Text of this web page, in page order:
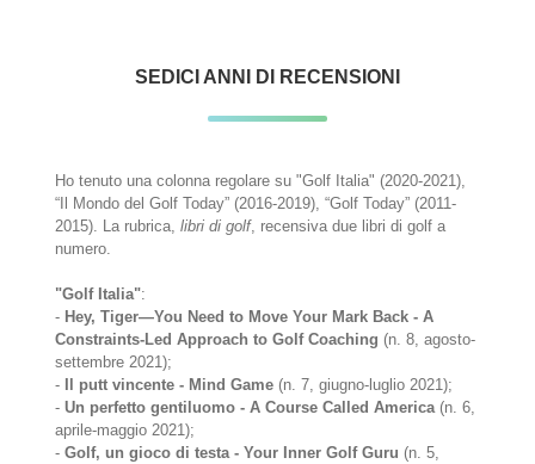
SEDICI ANNI DI RECENSIONI
Ho tenuto una colonna regolare su "Golf Italia" (2020-2021),
“Il Mondo del Golf Today” (2016-2019), “Golf Today” (2011-
2015). La rubrica,libri di golf, recensiva due libri di golf a
numero.
"Golf Italia":
- Hey, Tiger—You Need to Move Your Mark Back - A
Constraints-Led Approach to Golf Coaching (n. 8, agosto-
settembre 2021);
-
Il putt vincente - Mind Game (n. 7, giugno-luglio 2021);
-Un perfetto gentiluomo - A Course Called America(n. 6,
aprile-maggio 2021);
-Golf, un gioco di testa - Your Inner Golf Guru (n. 5,